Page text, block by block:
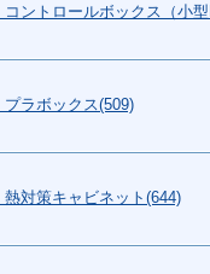
ントロールボックス（小型
ラボックス(509)
対策キャビネット(644)